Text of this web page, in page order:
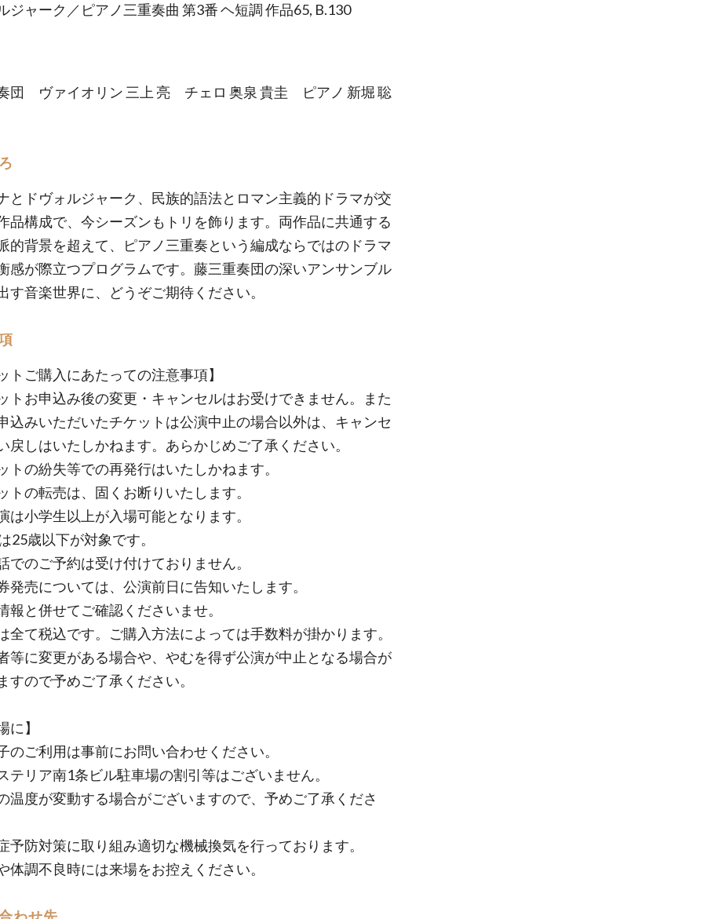
ジャーク／ピアノ三重奏曲 第3番 ヘ短調 作品65, B.130
団 ヴァイオリン 三上 亮 チェロ 奥泉 貴圭 ピアノ 新堀 聡
とドヴォルジャーク、民族的語法とロマン主義的ドラマが交
品構成で、今シーズンもトリを飾ります。両作品に共通する
的背景を超えて、ピアノ三重奏という編成ならではのドラマ
感が際立つプログラムです。藤三重奏団の深いアンサンブル
す音楽世界に、どうぞご期待ください。
トご購入にあたっての注意事項】
トお申込み後の変更・キャンセルはお受けできません。また
込みいただいたチケットは公演中止の場合以外は、キャンセ
戻しはいたしかねます。あらかじめご了承ください。
の紛失等での再発行はいたしかねます。
の転売は、固くお断りいたします。
小学生以上が入場可能となります。
25歳以下が対象です。
のご予約は受け付けておりません。
売については、公演前日に告知いたします。
と併せてご確認くださいませ。
て税込です。ご購入方法によっては手数料が掛かります。
等に変更がある場合や、やむを得ず公演が中止となる場合が
すので予めご了承ください。
に】
ご利用は事前にお問い合わせください。
リア南1条ビル駐車場の割引等はございません。
温度が変動する場合がございますので、予めご了承くださ
防対策に取り組み適切な機械換気を行っております。
調不良時には来場をお控えください。